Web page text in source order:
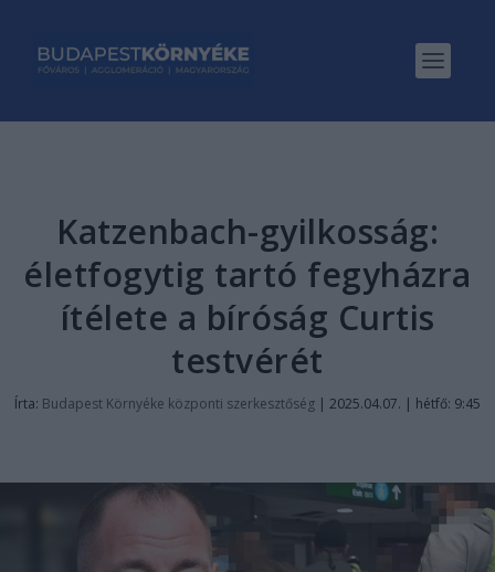
Katzenbach-gyilkosság:
életfogytig tartó fegyházra
ítélete a bíróság Curtis
testvérét
Írta: Budapest Környéke központi szerkesztőség | 2025.04.07. | hétfő: 9:45